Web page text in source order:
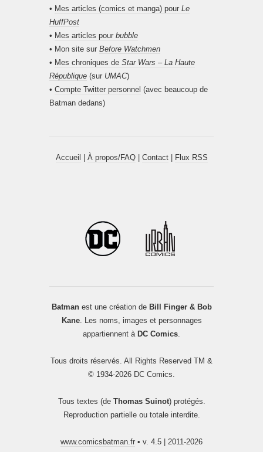
• Mes articles (comics et manga) pour Le
HuffPost
• Mes articles pour bubble
• Mon site sur Before Watchmen
• Mes chroniques de Star Wars – La Haute
République (sur UMAC)
• Compte Twitter personnel (avec beaucoup de
Batman dedans)
Accueil À propos/FAQ| Contact| Flux RSS
Batmanest une création de Bill Finger & Bob
Kane. Les noms, images et personnages
appartiennent à DC Comics
Tous droits réservés. All Rights Reserved TM &
© 1934-2026 DC Comics.
Tous textes (de Thomas Suinot) protégés.
Reproduction partielle ou totale interdite.
www.comicsbatman.fr • v. 4.5 | 2011-2026